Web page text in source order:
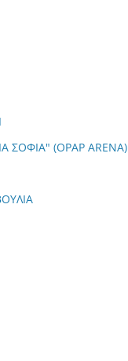
ΣΟΦΙΑ" (OPAP ARENA)